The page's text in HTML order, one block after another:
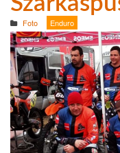
Foto Enduro